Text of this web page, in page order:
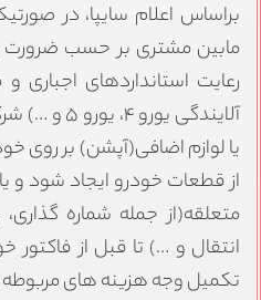
براساس اعلام سایپا، در
مابین مشتری بر حسب ضرورت و
رعایت استانداردهای
آلایندگی
یا لوازم اضافی(آپشن) بر روی
از قطعات خودرو ایجاد شود و
متعلقه(از جمله شماره گذاری،
انتقال و …) تا قبل از فاکتور
تکمیل وجه هزینه های